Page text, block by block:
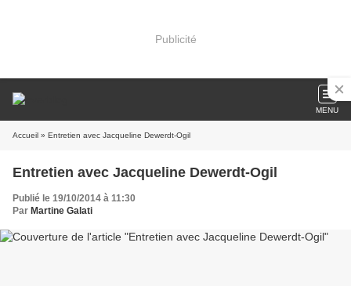
Publicité
MENU
Accueil » Entretien avec Jacqueline Dewerdt-Ogil
Entretien avec Jacqueline Dewerdt-Ogil
Publié le 19/10/2014 à 11:30
Par Martine Galati